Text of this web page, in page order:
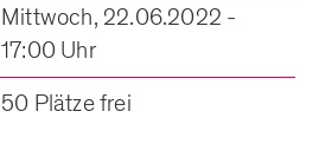
Mittwoch, 22.06.2022 -
17:00 Uhr
50 Plätze frei